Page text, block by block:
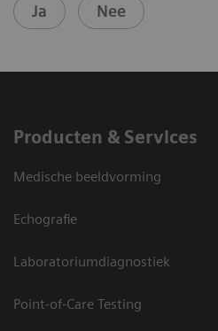
Ja Nee
Producten & Services
Medische beeldvorming
Echografie
Laboratoriumdiagnostiek
Point-of-Care Testing